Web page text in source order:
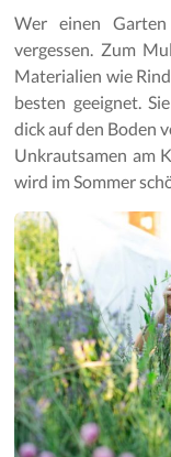
Wer einen
vergessen. Zum
Materialien wie
besten geeignet.
dick auf den Boden
Unkrautsamen am
wird im Sommer